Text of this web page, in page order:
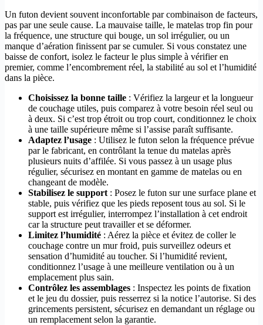
Un futon devient souvent inconfortable par combinaison de facteurs,
pas par une seule cause. La mauvaise taille, le matelas trop fin pour
la fréquence, une structure qui bouge, un sol irrégulier, ou un
manque d’aération finissent par se cumuler. Si vous constatez une
baisse de confort, isolez le facteur le plus simple à vérifier en
premier, comme l’encombrement réel, la stabilité au sol et l’humidité
dans la pièce.
Choisissez la bonne taille : Vérifiez la largeur et la longueur
de couchage utiles, puis comparez à votre besoin réel seul ou
à deux. Si c’est trop étroit ou trop court, conditionnez le choix
à une taille supérieure même si l’assise paraît suffisante.
Adaptez l’usage : Utilisez le futon selon la fréquence prévue
par le fabricant, en contrôlant la tenue du matelas après
plusieurs nuits d’affilée. Si vous passez à un usage plus
régulier, sécurisez en montant en gamme de matelas ou en
changeant de modèle.
Stabilisez le support : Posez le futon sur une surface plane et
stable, puis vérifiez que les pieds reposent tous au sol. Si le
support est irrégulier, interrompez l’installation à cet endroit
car la structure peut travailler et se déformer.
Limitez l’humidité : Aérez la pièce et évitez de coller le
couchage contre un mur froid, puis surveillez odeurs et
sensation d’humidité au toucher. Si l’humidité revient,
conditionnez l’usage à une meilleure ventilation ou à un
emplacement plus sain.
Contrôlez les assemblages : Inspectez les points de fixation
et le jeu du dossier, puis resserrez si la notice l’autorise. Si des
grincements persistent, sécurisez en demandant un réglage ou
un remplacement selon la garantie.